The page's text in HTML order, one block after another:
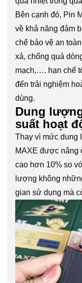
Bên cạnh đó, Pin
về khả năng đảm
chế bảo vệ an
xả, chống quá
mạch,…. hạn chế
đến trải nghiệm
dùng.
Dung
suất hoạt
Thay vì mức dung
MAXE được nâng
cao hơn 10% so
lượng không
gian sử dụng mà